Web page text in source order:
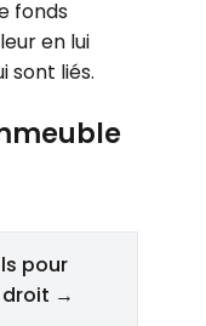
fonds
en lui
sont liés.
pour
droit →